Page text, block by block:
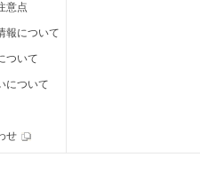
意点
報について
ついて
について
せ